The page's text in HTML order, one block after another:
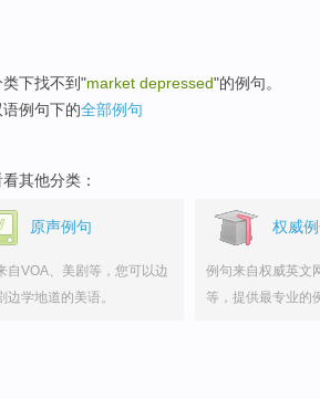
类下找不到"market depressed"的例句。
例句下的全部例句
其他分类：
原声例句
自VOA、美剧等，您可以边
边学地道的美语。
权威
例句来自权威英文
等，提供最专业的